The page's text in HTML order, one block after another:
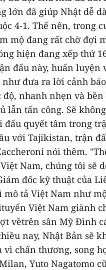
lớn đã giúp Nhật dễ
4-1. Thế nên, trong
mộ đang rất chờ đợi
hiện đang xếp thứ
đấu này, huấn luyện
đưa ra lời cảnh
độ, nhanh nhẹn và
lẫn tấn công. Sẽ
đấu quyết tâm trong
với Tajikistan, trận
nói thêm.
Nam, chúng tôi sẽ
đốc kỹ thuật của
tả Việt Nam như
Việt Nam giành
vềtrên sân Mỹ Đình
nay, Nhật Bản sẽ
vì chấn thương, song
Yuto Nagatomo